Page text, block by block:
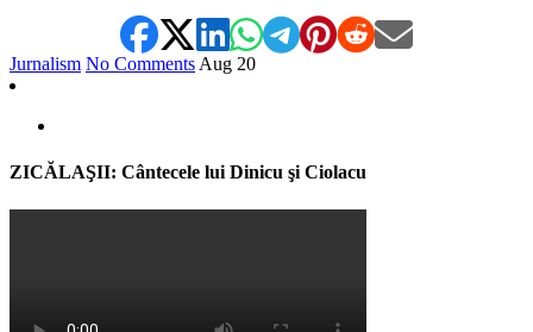
Jurnalism No Comments Aug 20
ZICĂLAŞII: Cântecele lui Dinicu şi Ciolacu